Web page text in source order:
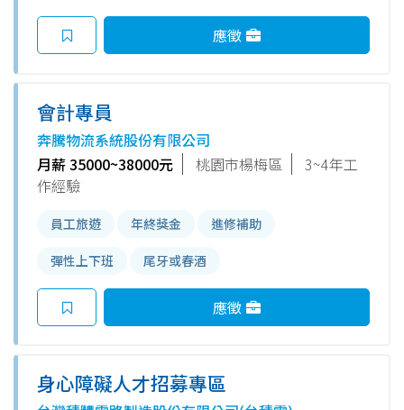
應徵
會計專員
奔騰物流系統股份有限公司
月薪 35000~38000元
桃園市楊梅區
3~4年工
作經驗
員工旅遊 年終獎金 進修補助
彈性上下班 尾牙或春酒
應徵
身心障礙人才招募專區